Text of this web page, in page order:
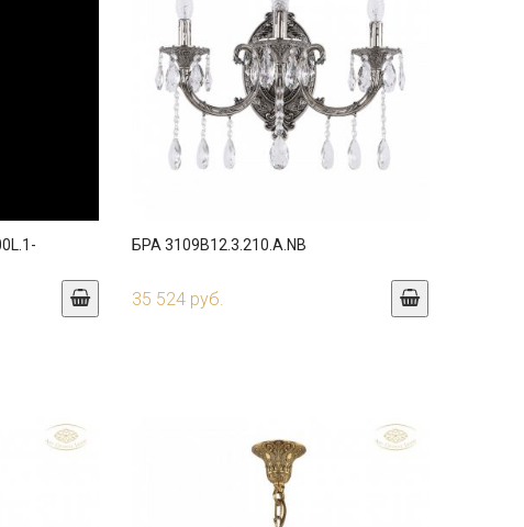
БРА 3109B12.3.210.A.NB
35 524 руб.